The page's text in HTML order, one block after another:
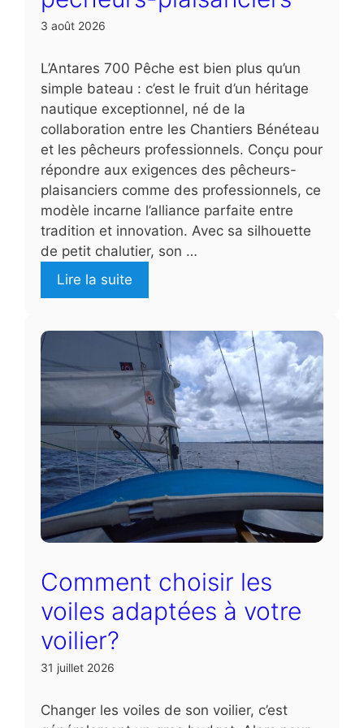
3 août 2026
L’Antares 700 Pêche est bien plus qu’un
simple bateau : c’est le fruit d’un héritage
nautique exceptionnel, né de la
collaboration entre les Chantiers Bénéteau
et les pêcheurs professionnels. Conçu pour
répondre aux exigences des pêcheurs-
plaisanciers comme des professionnels, ce
modèle incarne l’alliance parfaite entre
tradition et innovation. Avec sa silhouette
de petit chalutier, son …
Lire la suite
Comment choisir les
voiles adaptées à votre
voilier?
31 juillet 2026
Changer les voiles de son voilier, c’est